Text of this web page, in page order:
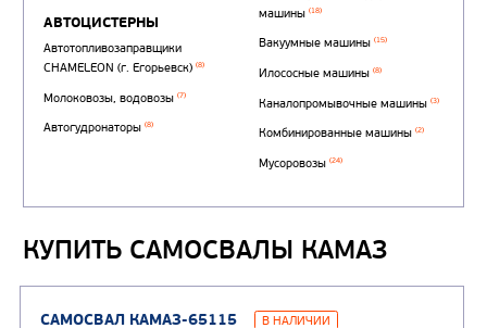
ГРУЗОВЫЕ АВТОМОБИЛИ
сжиженного
Нефтепромысловые
ПОДЪЕМНО-
ТРАНСПОРТНАЯ
Автокраны
Крано-
КУПИТЬ САМОСВАЛЫ КАМАЗ